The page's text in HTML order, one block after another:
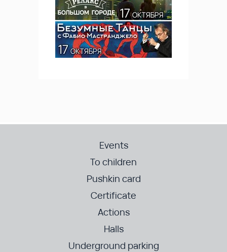
Events
To children
Pushkin card
Certificate
Actions
Halls
Underground parking